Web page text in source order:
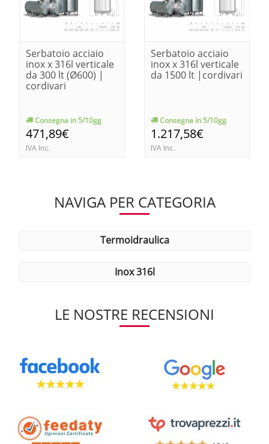
Serbatoio acciaio
inox x 316l verticale
da 300 lt (Ø600) |
cordivari
Consegna in 5/10gg
471,89€
IVA Inc.
Serbatoio acciaio
inox x 316l verticale
da 1500 lt |cordivari
Consegna in 5/10gg
1.217,58€
IVA Inc.
NAVIGA PER CATEGORIA
termoidraulica
inox 316l
LE NOSTRE RECENSIONI